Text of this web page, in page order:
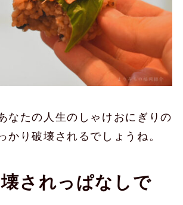
なたの人生のしゃけおにぎりの
かり破壊されるでしょうね。
されっぱなしで